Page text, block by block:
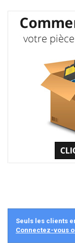
Seuls les clients
Connectez-vous